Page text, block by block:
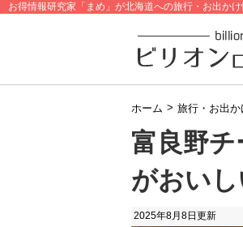
お得情報研究家「まめ」が北海道への旅行・お出か
ホーム > 旅行・お出か
富良野
がおい
2025年8月8日 更新